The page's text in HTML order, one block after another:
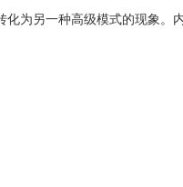
为另一种高级模式的现象